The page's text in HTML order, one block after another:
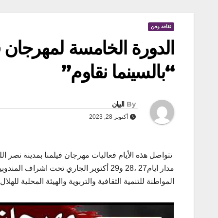
ثقافة وفن
الدورة الخامسة لمهرجان
“بالسينما نقاوم”
By البيان
أكتوبر 28, 2023
تتواصل هذه الأيام فعاليات مهرجان فيلمنا بمدينة
مدار ايام27 ،28 و29 أكتوبر الجاري تحت
المواطنة للتنمية الثقافية والتربوية والهيئة المحلية